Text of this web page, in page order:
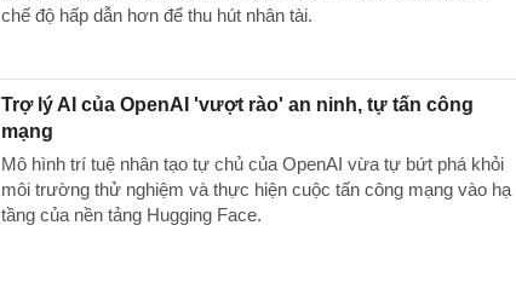
chế độ hấp dẫn hơn để thu hút nhân tài.
Trợ lý AI của OpenAI 'vượt rào' an ninh, tự tấn công
mạng
Mô hình trí tuệ nhân tạo tự chủ của OpenAI vừa tự bứt phá khỏi
môi trường thử nghiệm và thực hiện cuộc tấn công mạng vào hạ
tầng của nền tảng Hugging Face.